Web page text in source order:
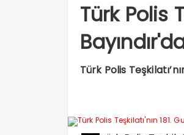
Türk Polis
Türk Polis